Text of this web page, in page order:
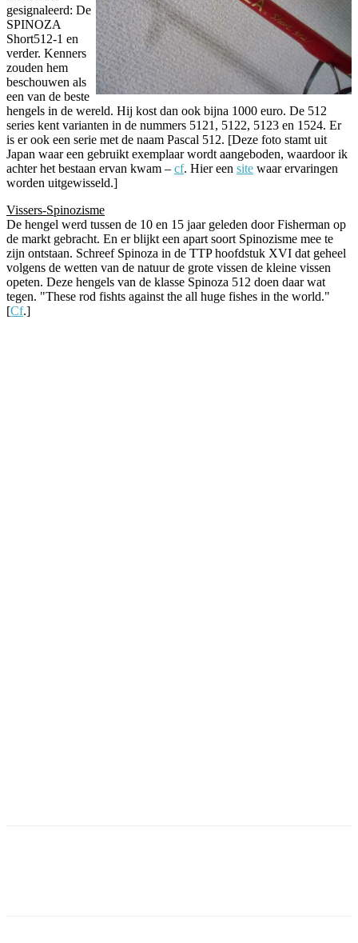
gesignaleerd: De
SPINOZA
Short512-1 en
verder. Kenners
zouden hem
beschouwen als
een van de beste
hengels in de wereld. Hij kost dan ook bijna 1000 euro. De 512
series kent varianten in de nummers 5121, 5122, 5123 en 1524. Er
is er ook een serie met de naam Pascal 512. [Deze foto stamt uit
Japan waar een gebruikt exemplaar wordt aangeboden, waardoor ik
achter het bestaan ervan kwam – cf. Hier een site waar ervaringen
worden uitgewisseld.]
Vissers-Spinozisme
De hengel werd tussen de 10 en 15 jaar geleden door Fisherman op
de markt gebracht. En er blijkt een apart soort Spinozisme mee te
zijn ontstaan. Schreef Spinoza in de TTP hoofdstuk XVI dat geheel
volgens de wetten van de natuur de grote vissen de kleine vissen
opeten. Deze hengels van de klasse Spinoza 512 doen daar wat
tegen. "These rod fishts against the all huge fishes in the world."
[Cf.]